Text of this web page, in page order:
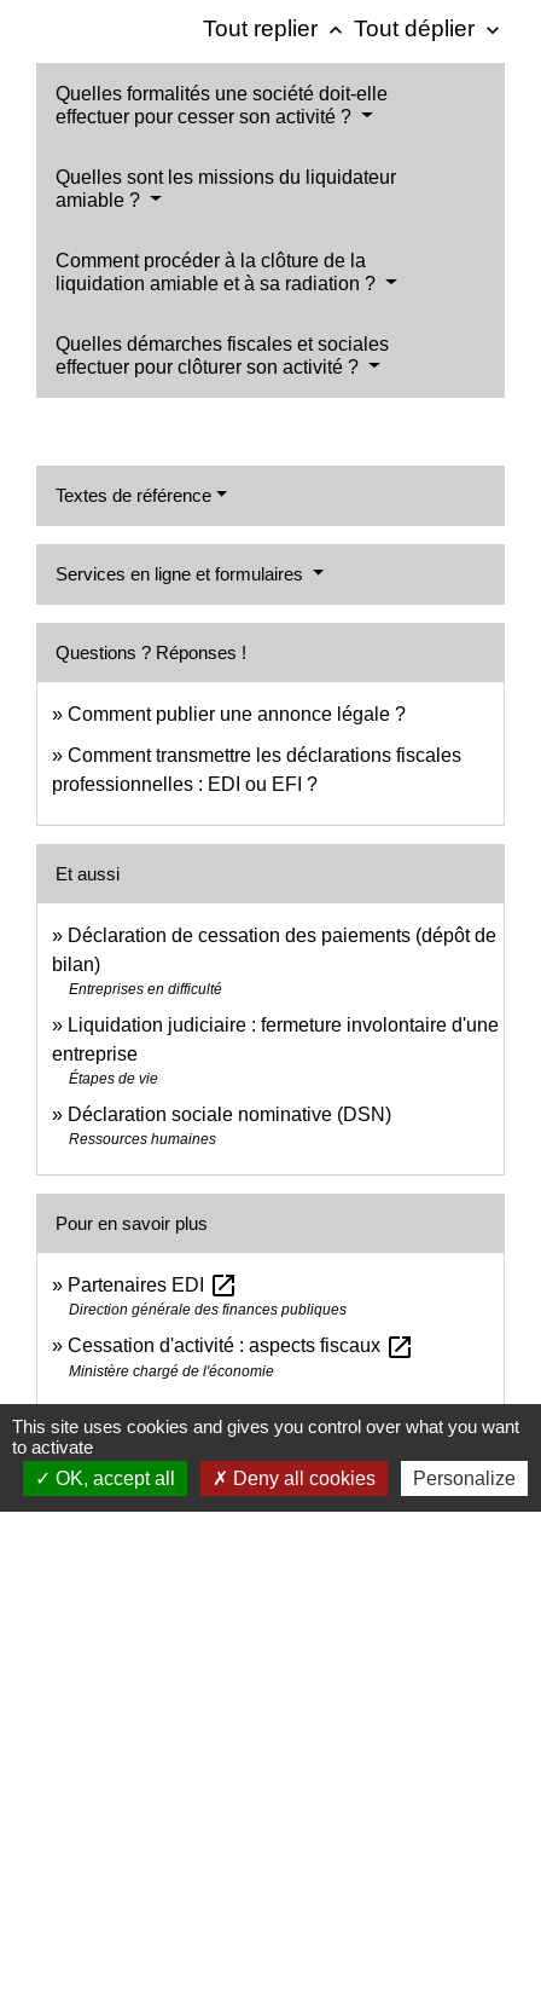
Tout replier keyboard_arrow_up Tout déplier keyboard_arrow_down
Quelles formalités une société doit-elle
effectuer pour cesser son activité ?
Quelles sont les missions du liquidateur
amiable ?
Comment procéder à la clôture de la
liquidation amiable et à sa radiation ?
Quelles démarches fiscales et sociales
effectuer pour clôturer son activité ?
Textes de référence
Services en ligne et formulaires
Questions ? Réponses !
Comment publier une annonce légale ?
Comment transmettre les déclarations fiscales
professionnelles : EDI ou EFI ?
Et aussi
Déclaration de cessation des paiements (dépôt de
bilan)
Entreprises en difficulté
Liquidation judiciaire : fermeture involontaire d'une
entreprise
Étapes de vie
Déclaration sociale nominative (DSN)
Ressources humaines
Pour en savoir plus
Partenaires EDI open_in_new
Direction générale des finances publiques
Cessation d'activité : aspects fiscaux open_in_new
Ministère chargé de l'économie
Signaler une erreur sur cette page
This site uses cookies and gives you control over what you want
to activate
OK, accept all
Deny all cookies Personalize